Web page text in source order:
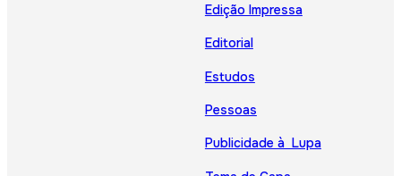
Edição Impressa
Editorial
Estudos
Pessoas
Publicidade à Lupa